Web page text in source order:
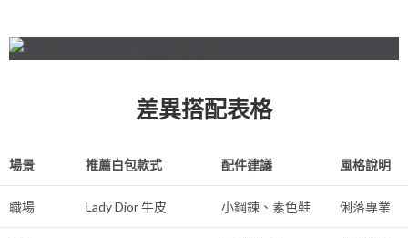
差異搭配表格
場景 推薦白包款式 配件建議 風格說明
職場 Lady Dior 牛皮 小鋼鍊、素色鞋 俐落專業